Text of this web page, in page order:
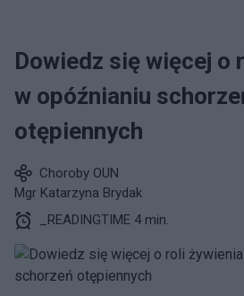
Dowiedz się więcej o
w opóźnianiu
otępiennych
Choroby OUN
Mgr Katarzyna Brydak
_READINGTIME 4 min.